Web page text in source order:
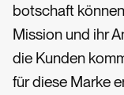
botschaft
Mission und ihr
die Kunden
für diese Marke